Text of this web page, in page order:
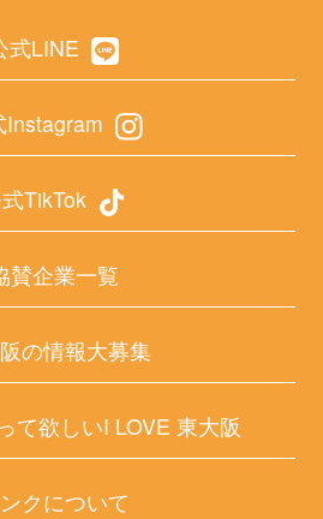
式LINE
Instagram
TikTok
賛企業一覧
の情報大募集
て欲しいI LOVE 東大阪
クについて